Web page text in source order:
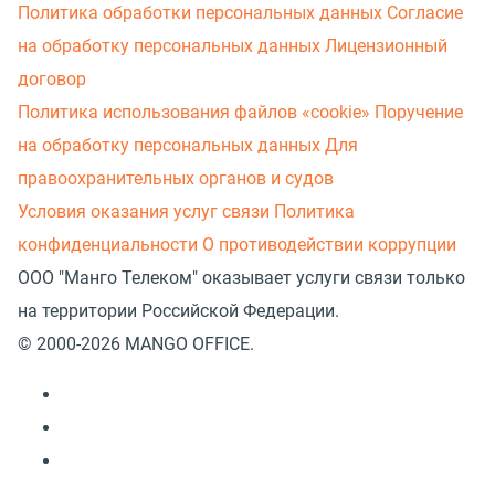
Политика обработки персональных данных Согласие
на обработку персональных данных Лицензионный
договор
Политика использования файлов «cookie» Поручение
на обработку персональных данных Для
правоохранительных органов и судов
Условия оказания услуг связи Политика
конфиденциальности О противодействии коррупции
ООО "Манго Телеком" оказывает услуги связи только
на территории Российской Федерации.
© 2000-2026 MANGO OFFICE.